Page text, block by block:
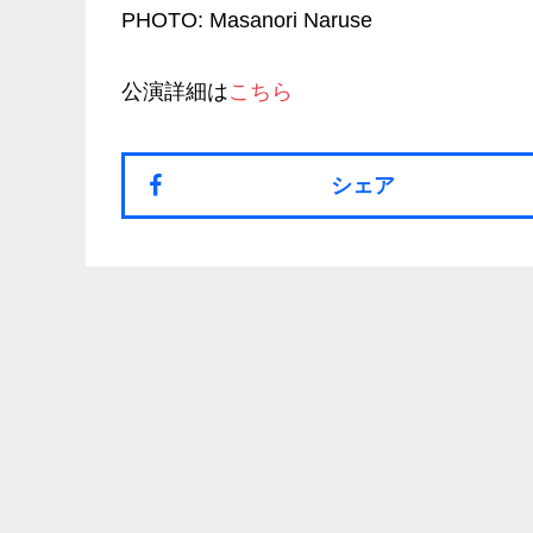
PHOTO: Masanori Naruse
公演詳細はこちら
シェア